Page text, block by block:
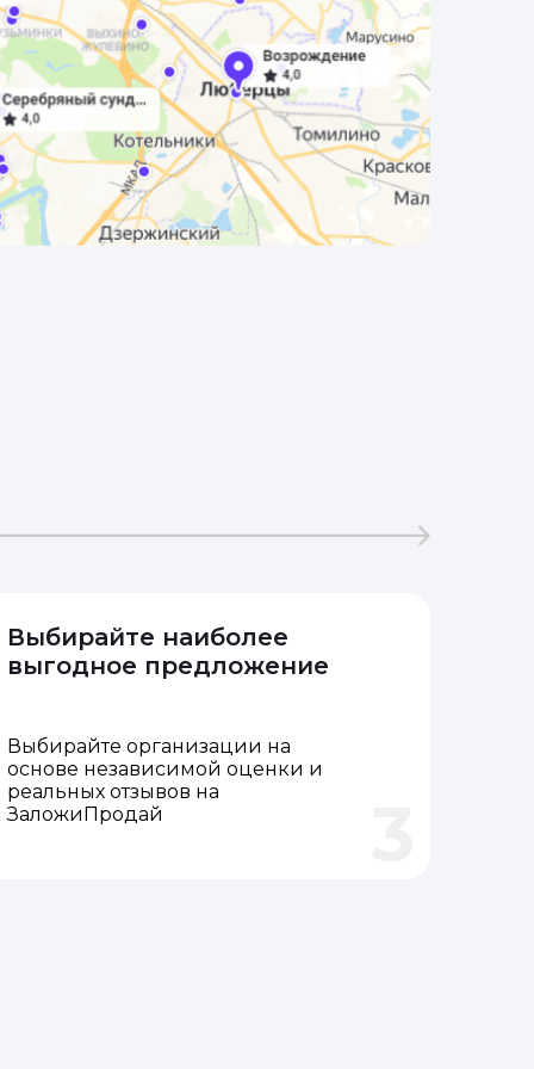
Выбирайте наиболее
выгодное предложение
Выбирайте организации на
основе независимой оценки и
реальных отзывов на
ЗаложиПродай